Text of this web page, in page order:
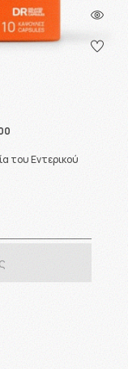
του Εντερικού